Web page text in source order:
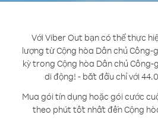
Với Viber Out bạn có thể thực
lượng từ Cộng hòa Dân chủ Công-
kỳ trong Cộng hòa Dân chủ
di động! - bắt đầu chỉ với
Mua gói tín dụng hoặc gói cước
theo phút tốt nhất đến Cộng